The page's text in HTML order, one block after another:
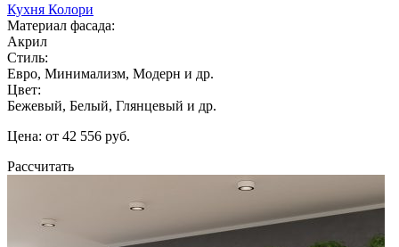
Кухня Колори
Материал фасада:
Акрил
Стиль:
Евро, Минимализм, Модерн и др.
Цвет:
Бежевый, Белый, Глянцевый и др.
Цена: от 42 556 руб.
Рассчитать